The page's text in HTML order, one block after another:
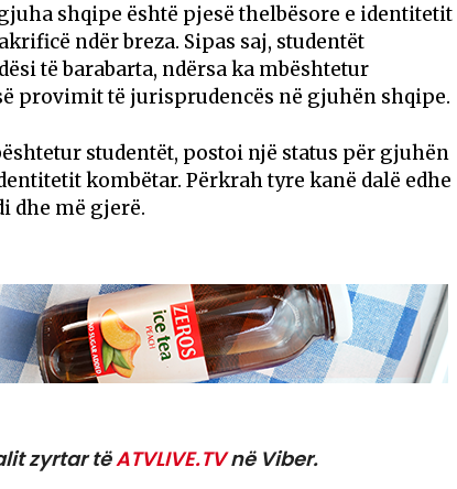
shqipe është pjesë thelbësore e identitetit
ndër breza. Sipas saj, studentët
të barabarta, ndërsa ka mbështetur
provimit të jurisprudencës në gjuhën shqipe.
studentët, postoi një status për gjuhën
kombëtar. Përkrah tyre kanë dalë edhe
dhe më gjerë.
zyrtar tëATVLIVE.TVnë Viber.